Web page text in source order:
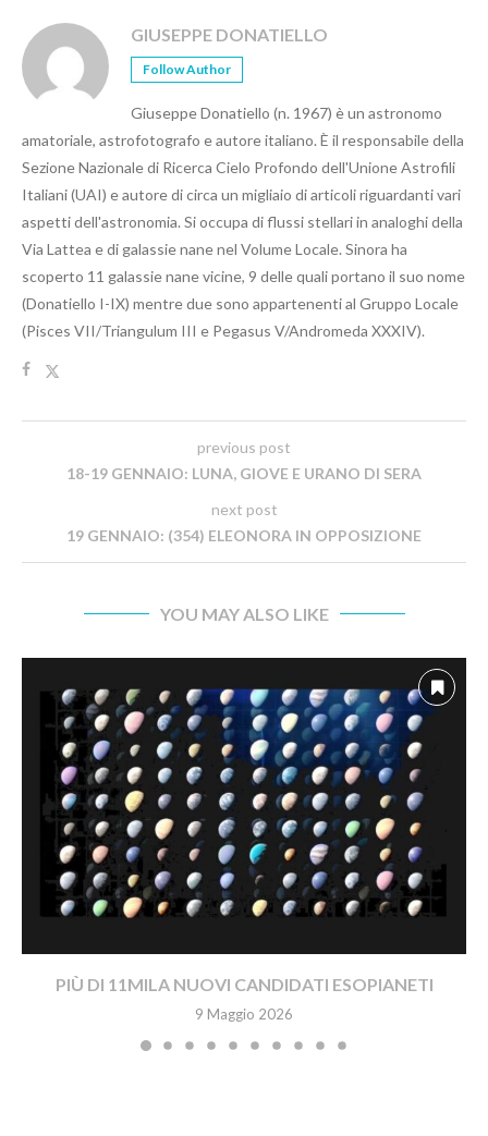
GIUSEPPE DONATIELLO
Follow Author
Giuseppe Donatiello (n. 1967) è un astronomo
amatoriale, astrofotografo e autore italiano. È il responsabile della
Sezione Nazionale di Ricerca Cielo Profondo dell'Unione Astrofili
Italiani (UAI) e autore di circa un migliaio di articoli riguardanti vari
aspetti dell'astronomia. Si occupa di flussi stellari in analoghi della
Via Lattea e di galassie nane nel Volume Locale. Sinora ha
scoperto 11 galassie nane vicine, 9 delle quali portano il suo nome
(Donatiello I-IX) mentre due sono appartenenti al Gruppo Locale
(Pisces VII/Triangulum III e Pegasus V/Andromeda XXXIV).
previous post
18-19 GENNAIO: LUNA, GIOVE E URANO DI SERA
next post
19 GENNAIO: (354) ELEONORA IN OPPOSIZIONE
YOU MAY ALSO LIKE
PIÙ DI 11MILA NUOVI CANDIDATI ESOPIANETI
9 Maggio 2026